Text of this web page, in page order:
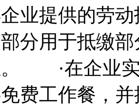
业提供的劳
分用于抵缴
·在企业实
免费工作餐，